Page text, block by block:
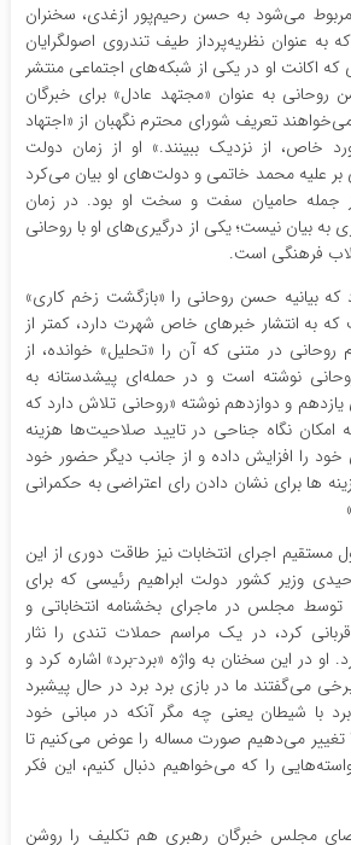
می‌شود به حسن رحیم‌پور ازغدی، سخنران
عنوان نظریه‌پرداز طیف تندروی اصولگرایان
اکانت او در یکی از شبکه‌های اجتماعی منتشر
روحانی به عنوان «مجتهد عادل» برای خبرگان
تعریف شورای محترم نگهبان از «اجتهاد
خاص، از نزدیک ببینند.» او از زمان دولت
علیه محمد خاتمی و دولت‌های او بیان می‌کرد
جمله حامیان سفت و سخت او بود. در زمان
به بیان نیست؛ یکی از درگیری‌های او با روحانی
فرهنگی است.
که بیانیه حسن روحانی را «بازگشت زخم کاری»
به انتشار خبرهای خاص شهرت دارد، کمتر از
روحانی در متنی که آن را «تحلیل» خوانده، از
نوشته است و در حمله‌ای پیشدستانه به
و دوازدهم نوشته «روحانی تلاش دارد که
نگاه جناحی در تایید صلاحیت‌ها هزینه
را افزایش داده و از جانب دیگر حضور خود
ها برای نشان دادن رای اعتراضی به حکمرانی
مستقیم اجرای انتخابات نیز طاقت دوری از این
وزیر کشور دولت ابراهیم رئیسی که برای
مجلس در ماجرای بخشنامه انتخاباتی و
کرد، در یک مراسم حملات تندی را نثار
در این سخنان به واژه «برد-برد» اشاره کرد و
می‌گفتند ما در بازی برد برد در حال پیشبرد
با شیطان یعنی چه مگر آنکه در مبانی خود
تغییر می‌دهیم صورت مساله را عوض می‌کنیم تا
را که می‌خواهیم دنبال کنیم، این فکر
مجلس خبرگان رهبری هم تکلیف را روشن